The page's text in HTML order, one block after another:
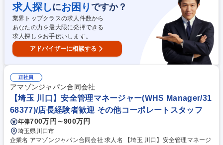
含め一貫して携わっていただきます。 【具体的には】■グッズの見積も
り・入稿・納品までの一連の業務 ■サプライヤーハンドリングやコスト・
納期の交渉 ■発注書・請求書の対応や商品企画・製造ライン調整 募集職種
【グッズ生産管理】エンタメ/福利厚生・手当充実◎/CyberAgentグループ
求人探しにお困り ですか？
業界トップクラスの求人件数から
あなたの力を最大限に発揮できる
求人探しをお手伝いします。
アドバイザーに相談する
正社員
アマゾンジャパン合同会社
【埼玉 川口】安全管理マネージャー(WHS Manager/31
68377)/店長経験者歓迎 その他コーポレートスタッフ
年俸700万円～900万円
埼玉県川口市
企業名 アマゾンジャパン合同会社 求人名 【埼玉 川口】安全管理マネージ